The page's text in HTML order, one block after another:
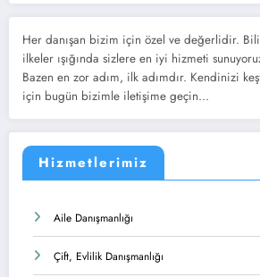
Her danışan bizim için özel ve değerlidir.
ilkeler ışığında sizlere en iyi hizmeti
Bazen en zor adım, ilk adımdır. Kendinizi
için bugün bizimle iletişime geçin...
Hizmetlerimiz
Aile Danışmanlığı
Çift, Evlilik Danışmanlığı